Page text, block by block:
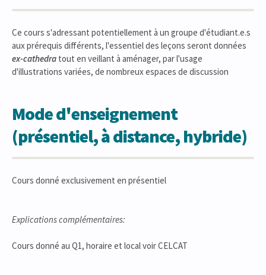
Ce cours s'adressant potentiellement à un groupe d'étudiant.e.s
aux prérequis différents, l'essentiel des leçons seront données
ex-cathedra tout en veillant à aménager, par l'usage
d'illustrations variées, de nombreux espaces de discussion
Mode d'enseignement
(présentiel, à distance, hybride)
Cours donné exclusivement en présentiel
Explications complémentaires:
Cours donné au Q1, horaire et local voir CELCAT